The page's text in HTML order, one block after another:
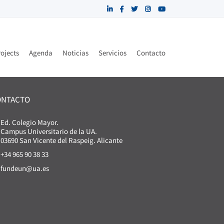
Agenda Noticias Servicios Contacto
Ed. Colegio Mayor.
Campus Universitario de la UA.
03690 San Vicente del Raspeig. Alicante
+34 965 90 38 33
fundeun@ua.es